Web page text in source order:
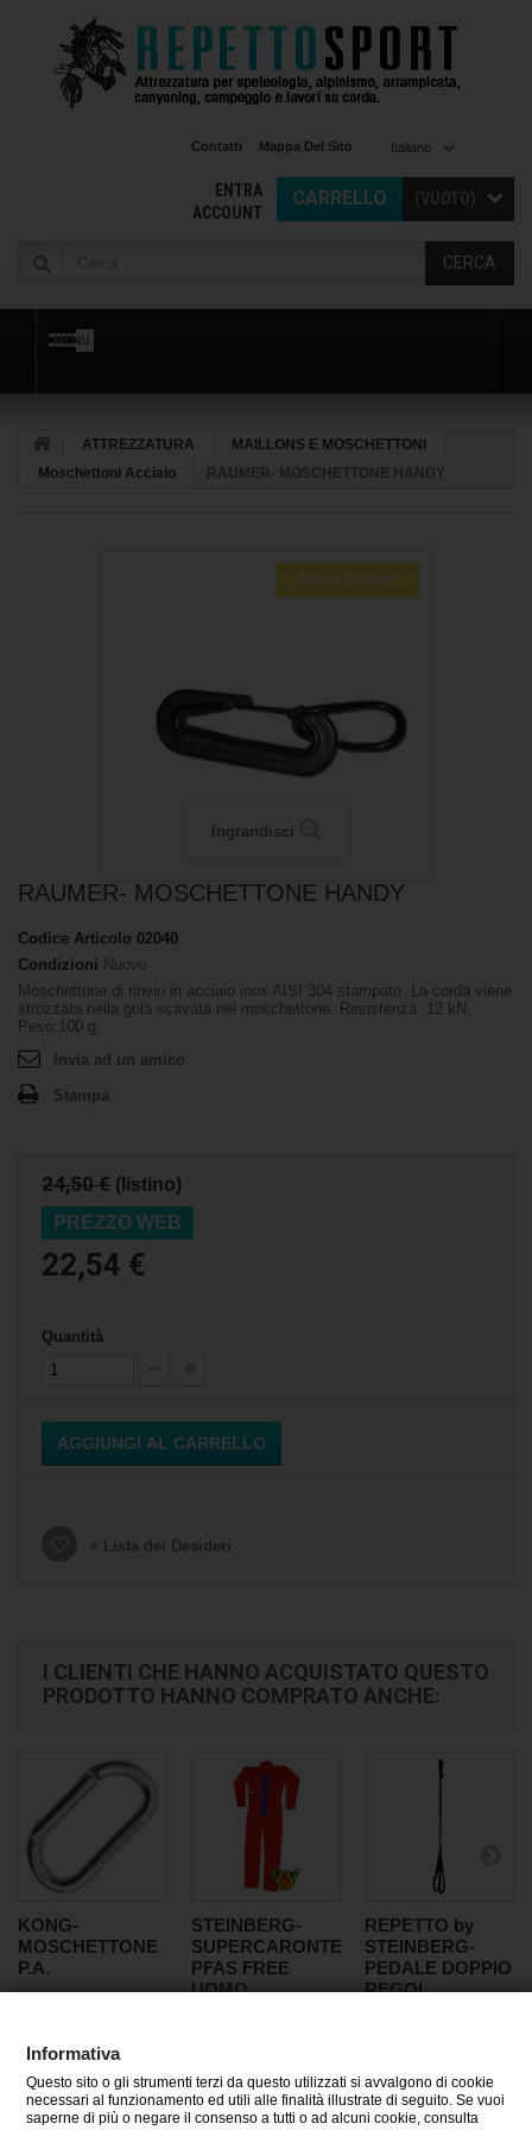
Italiano
Contatti Mappa Del Sito
CARRELLO
ENTRA
ACCOUNT
CERCA
MENU
ATTREZZATURA
MAILLONS E MOSCHETTONI
Moschettoni Acciaio
RAUMER- MOSCHETTONE HANDY
SCALA SCONTI
Ingrandisci
RAUMER- MOSCHETTONE HANDY
Codice Articolo 02040
Condizioni Nuovo
Moschettone di rinvio in acciaio inox AISI 304 stampato. La corda viene
strozzata nella gola scavata nel moschettone. Resistenza: 12 kN.
Peso:100 g.
Invia ad un amico
Stampa
24,50 € (listino)
PREZZO WEB
22,54 €
Quantità
AGGIUNGI AL CARRELLO
+ Lista dei Desideri
I CLIENTI CHE HANNO ACQUISTATO QUESTO
PRODOTTO HANNO COMPRATO ANCHE:
KONG-
MOSCHETTONE
P.A.
STEINBERG-
SUPERCARONTE
PFAS FREE
UOMO
REPETTO by
STEINBERG-
PEDALE DOPPIO
REGOL
CATEGORIE
Informativa
Questo sito o gli strumenti terzi da questo utilizzati si avvalgono di cookie
necessari al funzionamento ed utili alle finalità illustrate di seguito. Se vuoi
saperne di più o negare il consenso a tutti o ad alcuni cookie, consulta